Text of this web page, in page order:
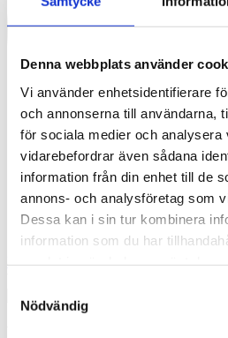
Denna webbplats använder
Vi använder enhetsidentifierare
och annonserna till användarna,
för sociala medier och analysera
vidarebefordrar även sådana
information från din enhet till de
annons- och analysföretag som
Dessa kan i sin tur kombinera
information som du har
Nödvändig
English